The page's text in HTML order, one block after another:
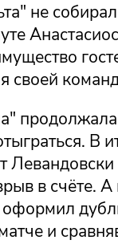
не
своей
продолжала
В
Левандовски
в счёте.
и